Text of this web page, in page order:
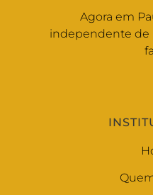
Agora em
independente de